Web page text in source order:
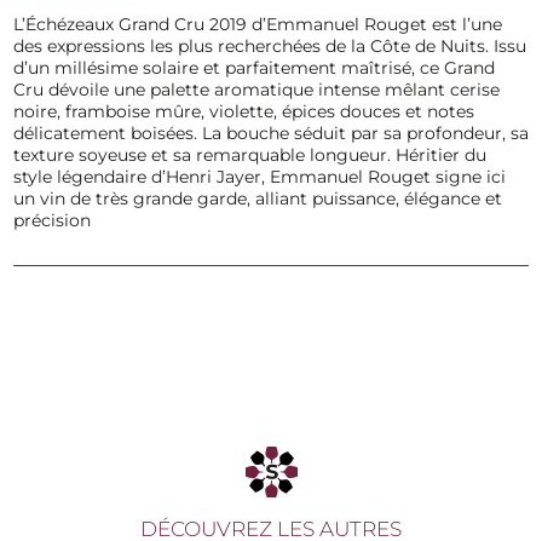
m
a
i
n
e
E
m
m
a
n
e
L’Échézeaux Grand Cru 2019 d’Emmanuel Rouget est l’une
des expressions les plus recherchées de la Côte de Nuits. Issu
d’un millésime solaire et parfaitement maîtrisé, ce Grand
Cru dévoile une palette aromatique intense mêlant cerise
noire, framboise mûre, violette, épices douces et notes
délicatement boisées. La bouche séduit par sa profondeur, sa
texture soyeuse et sa remarquable longueur. Héritier du
style légendaire d’Henri Jayer, Emmanuel Rouget signe ici
un vin de très grande garde, alliant puissance, élégance et
précision
DÉCOUVREZ LES AUTRES